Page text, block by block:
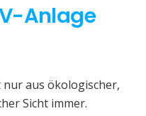
Anlage
aus ökologischer,
Sicht immer.